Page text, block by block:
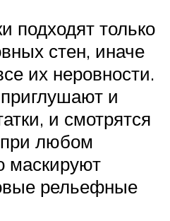
подходят только
стен, иначе
их неровности.
и
и смотрятся
при любом
маскируют
рельефные